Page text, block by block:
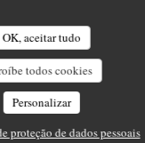
OK, aceitar tudo
todos cookies
Personalizar
proteção de dados pessoais
: 5/5